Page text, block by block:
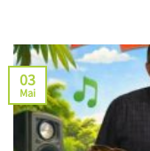
03
Mai